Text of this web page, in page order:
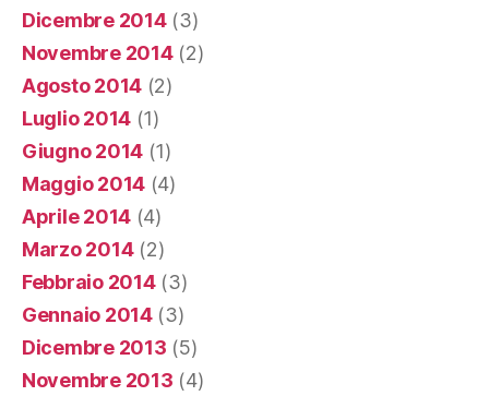
Dicembre 2014(3)
Novembre 2014(2)
Agosto 2014 (2)
Luglio 2014 (1)
Giugno 2014 (1)
Maggio 2014 (4)
Aprile 2014 (4)
Marzo 2014(2)
Febbraio 2014(3)
Gennaio 2014(3)
Dicembre 2013 (5)
Novembre 2013 (4)